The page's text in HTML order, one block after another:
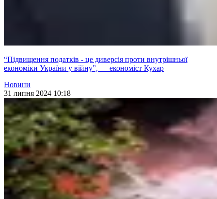
“Підвищення податків - це диверсія проти внутрішньої
економіки України у війну”, — економіст Кухар
Новини
31 липня 2024 10:18